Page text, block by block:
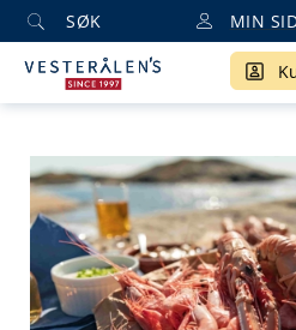
SØK MIN